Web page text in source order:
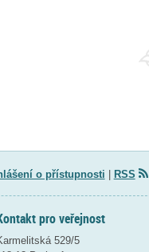
o přístupnosti RSS
pro veřejnost
529/5